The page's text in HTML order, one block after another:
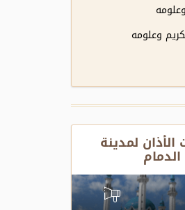
وعلومه
لمدينة
الدمام